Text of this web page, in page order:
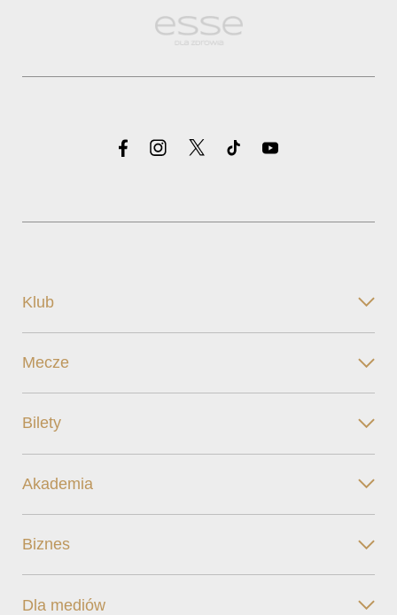
Klub
Mecze
Bilety
Akademia
Biznes
Dla mediów